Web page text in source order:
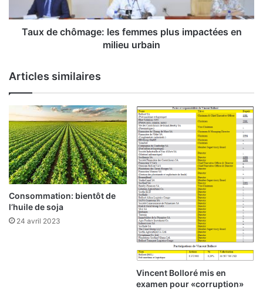
e
i
s
e
s
d
e
s
a
ô
:
l
f
e
m
m
e
s
p
l
Taux de chômage: les femmes plus impactées en
milieu urbain
Articles similaires
Consommation: bientôt de
l’huile de soja
24 avril 2023
Vincent Bolloré mis en
examen pour «corruption»